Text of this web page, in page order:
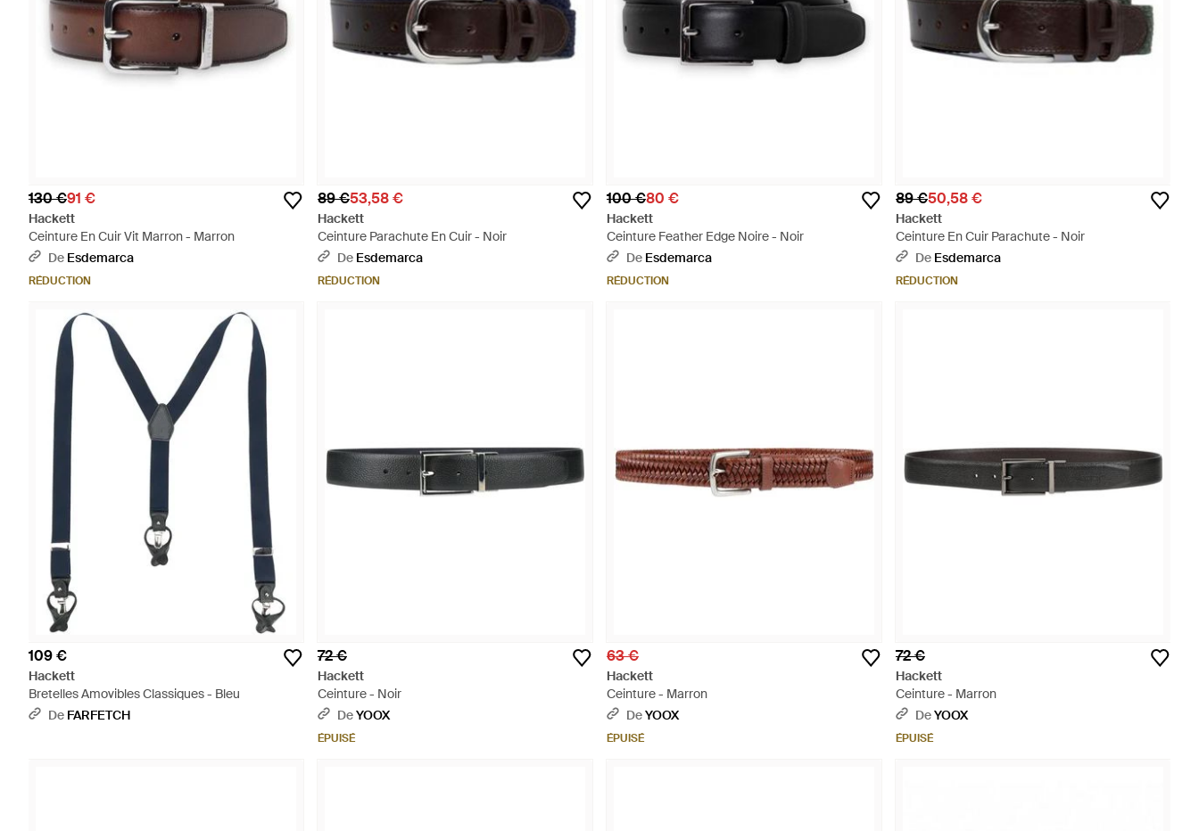
130 €91 €
Hackett
Ceinture En Cuir Vit Marron - Marron
De Esdemarca
RÉDUCTION
89 €53,58 €
Hackett
Ceinture Parachute En Cuir - Noir
De Esdemarca
RÉDUCTION
100 €80 €
Hackett
Ceinture Feather Edge Noire - Noir
De Esdemarca
RÉDUCTION
89 €50,58 €
Hackett
Ceinture En Cuir Parachute - Noir
De Esdemarca
RÉDUCTION
109 €
Hackett
Bretelles Amovibles Classiques - Bleu
De FARFETCH
72 €
Hackett
Ceinture - Noir
DeYOOX
ÉPUISÉ
63 €
Hackett
Ceinture - Marron
DeYOOX
ÉPUISÉ
72 €
Hackett
Ceinture - Marron
DeYOOX
ÉPUISÉ